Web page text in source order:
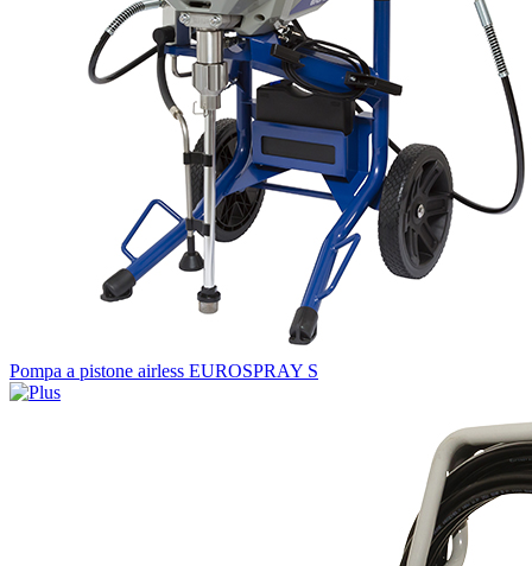
Pompa a pistone airless EUROSPRAY S